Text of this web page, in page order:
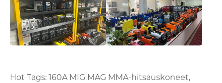
Hot Tags: 160A MIG MAG MMA-hitsauskoneet,